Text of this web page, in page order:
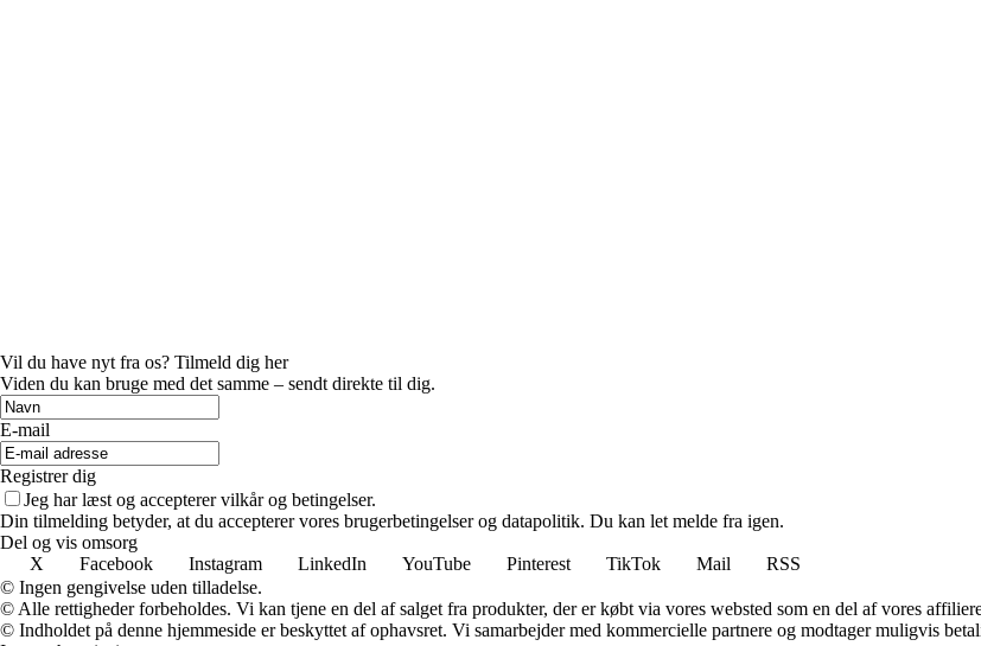
Vil du have nyt fra os? Tilmeld dig her
Viden du kan bruge med det samme – sendt direkte til dig.
E-mail
Registrer dig
Jeg har læst og accepterer vilkår og betingelser.
Din tilmelding betyder, at du accepterer vores brugerbetingelser og datapolitik. Du kan let melde fra igen.
Del og vis omsorg
X
Facebook Instagram LinkedIn YouTube Pinterest TikTok Mail
RSS
© Ingen gengivelse uden tilladelse.
© Alle rettigheder forbeholdes. Vi kan tjene en del af salget fra produkter, der er købt via vores websted som en del af vores
© Indholdet på denne hjemmeside er beskyttet af ophavsret. Vi samarbejder med kommercielle partnere og modtager muligvis